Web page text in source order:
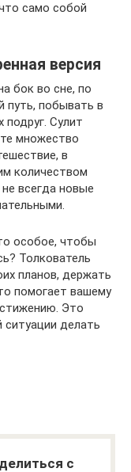
само собой
версия
бок во сне, по
путь, побывать в
подруг. Сулит
множество
в
количеством
всегда новые
особое, чтобы
Толкователь
планов, держать
помогает вашему
Это
делать
с